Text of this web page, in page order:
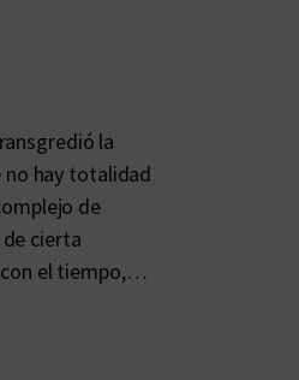
la
no hay totalidad
de
cierta
con el tiempo,…